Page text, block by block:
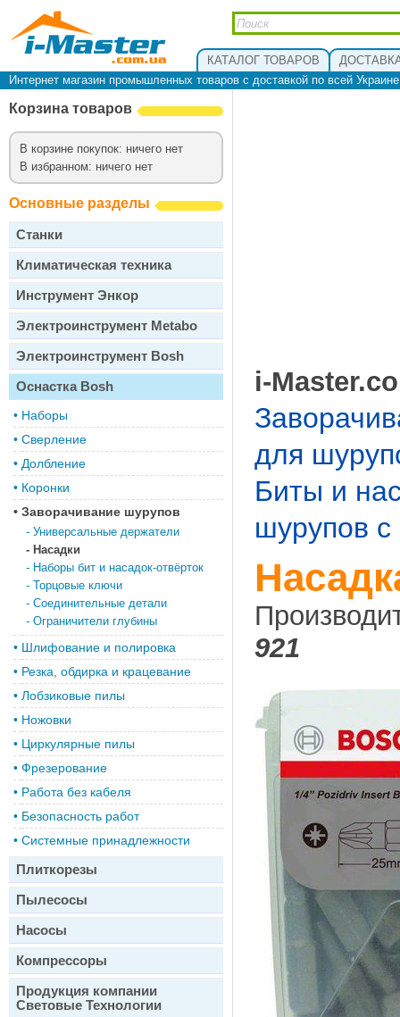
КАТАЛОГ ТОВАРОВ
Интернет магазин промышленных товаров с доставкой по всей
Корзина товаров
В корзине покупок: ничего нет
В избранном: ничего нет
Основные разделы
Станки
Климатическая техника
Инструмент Энкор
Электроинструмент Metabo
Электроинструмент Bosh
Оснастка Bosh
• Наборы
• Сверление
• Долбление
• Коронки
• Заворачивание шурупов
- Универсальные держатели
- Насадки
- Наборы бит и насадок-отвёрток
- Торцовые ключи
- Соединительные детали
- Ограничители глубины
• Шлифование и полировка
• Резка, обдирка и крацевание
• Лобзиковые пилы
• Ножовки
• Циркулярные пилы
• Фрезерование
• Работа без кабеля
• Безопасность работ
• Системные принадлежности
Плиткорезы
Пылесосы
Насосы
Компрессоры
Продукция компании
Световые Технологии
i-
для
Биты и
шурупов
921